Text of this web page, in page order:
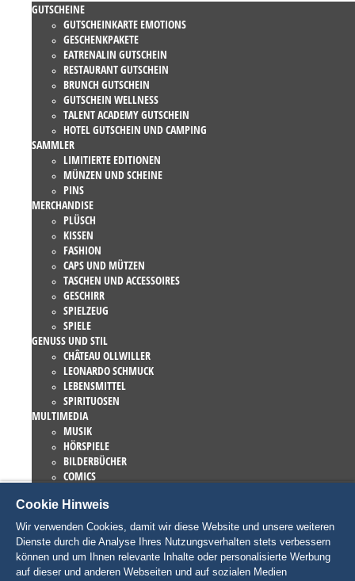
GUTSCHEINE
GUTSCHEINKARTE EMOTIONS
GESCHENKPAKETE
EATRENALIN GUTSCHEIN
RESTAURANT GUTSCHEIN
BRUNCH GUTSCHEIN
GUTSCHEIN WELLNESS
TALENT ACADEMY GUTSCHEIN
HOTEL GUTSCHEIN UND CAMPING
SAMMLER
LIMITIERTE EDITIONEN
MÜNZEN UND SCHEINE
PINS
MERCHANDISE
PLÜSCH
KISSEN
FASHION
CAPS UND MÜTZEN
TASCHEN UND ACCESSOIRES
GESCHIRR
SPIELZEUG
SPIELE
GENUSS UND STIL
CHÂTEAU OLLWILLER
LEONARDO SCHMUCK
LEBENSMITTEL
SPIRITUOSEN
MULTIMEDIA
MUSIK
HÖRSPIELE
BILDERBÜCHER
COMICS
EUROPA-PARK BÜCHER
GAMES UND FILME
KOLLEKTIONEN
EUROPA-PARK ATTRAKTIONEN
TRAUMATICA – FESTIVAL OF FEAR
Cookie Hinweis
Wir verwenden Cookies, damit wir diese Website und unsere weiteren
Dienste durch die Analyse Ihres Nutzungsverhalten stets verbessern
können und um Ihnen relevante Inhalte oder personalisierte Werbung
auf dieser und anderen Webseiten und auf sozialen Medien